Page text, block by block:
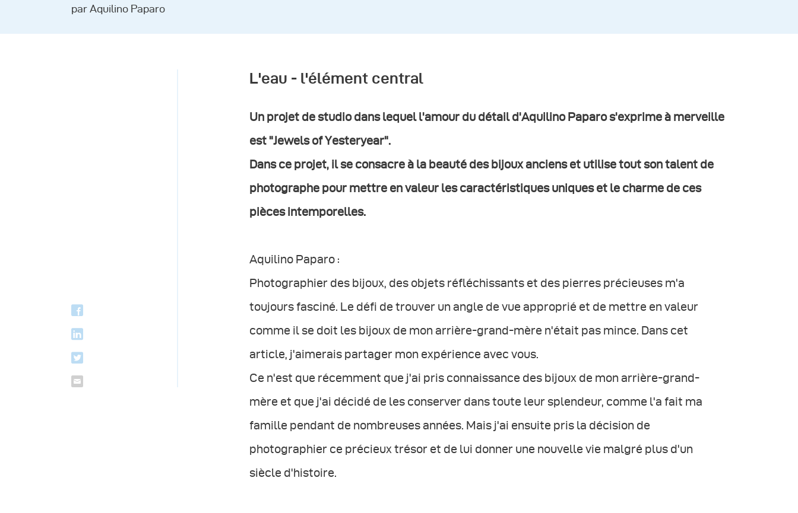
par Aquilino Paparo
L'eau - l'élément central
Un projet de studio dans lequel l'amour du détail d'Aquilino Paparo s'exprime à merveille
est "Jewels of Yesteryear".
Dans ce projet, il se consacre à la beauté des bijoux anciens et utilise tout son talent de
photographe pour mettre en valeur les caractéristiques uniques et le charme de ces
pièces intemporelles.
Aquilino Paparo :
Photographier des bijoux, des objets réfléchissants et des pierres précieuses m'a
toujours fasciné. Le défi de trouver un angle de vue approprié et de mettre en valeur
comme il se doit les bijoux de mon arrière-grand-mère n'était pas mince. Dans cet
article, j'aimerais partager mon expérience avec vous.
Ce n'est que récemment que j'ai pris connaissance des bijoux de mon arrière-grand-
mère et que j'ai décidé de les conserver dans toute leur splendeur, comme l'a fait ma
famille pendant de nombreuses années. Mais j'ai ensuite pris la décision de
photographier ce précieux trésor et de lui donner une nouvelle vie malgré plus d'un
siècle d'histoire.